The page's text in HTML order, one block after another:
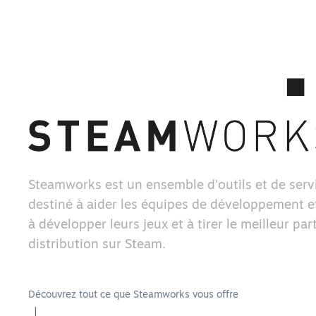
Steamworks est un ensemble d'outils et de
destiné à aider les équipes de développement
à développer leurs jeux et à tirer le meilleur
distribution sur Steam.
Découvrez tout ce que Steamworks vous offre